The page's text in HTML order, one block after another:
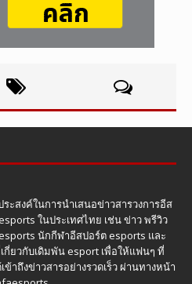
ะสงค์ในการนำเสนอข่าวสารวงการอีส
ในประเทศไทย เช่น ข่าว พรีวิว
นักกีฬาอีสปอร์ต esports และ
กี่ยวกับเดิมพัน esport เพื่อให้แฟนๆ ที่
าถึงข่าวสารอย่างรวดเร็ว ผ่านทางหน้า